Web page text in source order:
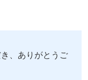
、ありがとうご